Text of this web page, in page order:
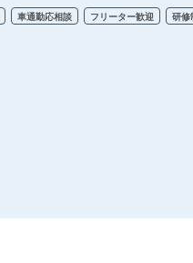
車通勤応相談 フリーター歓迎 研修